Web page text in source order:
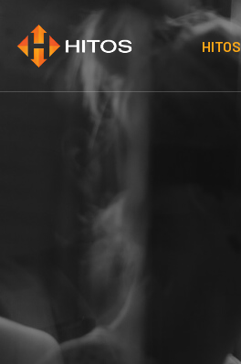
HITOS